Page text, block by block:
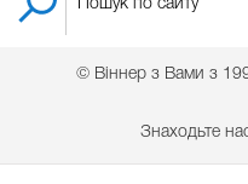
© Віннер з Вами з
Знаходьте